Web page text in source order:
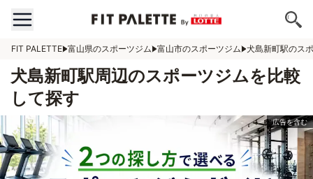
FIT PALETTE 富山県のスポーツジム 富山市のスポーツジム 犬島新町駅のス
犬島新町駅周辺のスポーツジムを比較
して探す